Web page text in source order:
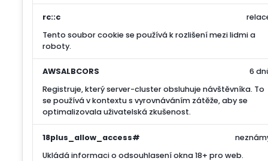
rc::c
Tento soubor cookie se používá k rozlišení mezi lidmi a
roboty.
AWSALBCORS
Registruje, který server-cluster obsluhuje návštěvníka. To
se používá v kontextu s vyrovnáváním zátěže, aby se
optimalizovala uživatelská zkušenost.
6
18plus_allow_access#
Ukládá informaci o odsouhlasení okna 18+ pro web.